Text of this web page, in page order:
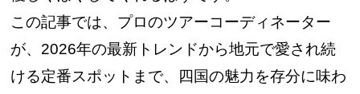
この記事では、プロのツアーコーディネーター
が、2026年の最新トレンドから地元で愛され続
ける定番スポットまで、四国の魅力を存分に味わ